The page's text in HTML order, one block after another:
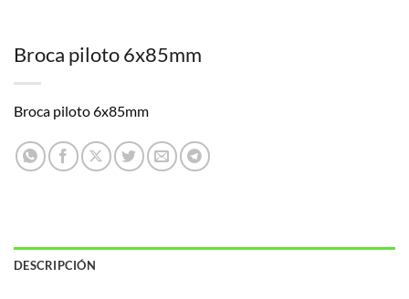
Broca piloto 6x85mm
Broca piloto 6x85mm
DESCRIPCIÓN